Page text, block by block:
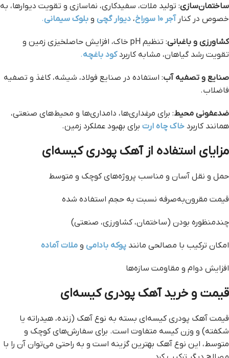
ساختمان‌سازی: تولید ملات، سفیدکاری، نماسازی و تقویت دیوارها، به
خصوص در کنار آجر ۱۰ سوراخ ، دیوار گچی و بلوک سیمانی.
کشاورزی و باغبانی
: تنظیم pH خاک، افزایش حاصلخیزی زمین و
تقویت رشد گیاهان، مشابه کاربردکود باغچه.
صنایع و تصفیه آب: استفاده در صنایع فولاد، شیشه، کاغذ و تصفیه
فاضلاب.
ضدعفونی محیط: برای مرغداری‌ها، دامداری‌ها و محیط‌های صنعتی،
همانند کاربرد خاک چاه ارت برای بهبود عملکرد زمین.
مزایای استفاده از آهک پودری کیسه‌ای
حمل و نقل آسان و مناسب پروژه‌های کوچک و متوسط
قیمت مقرون‌به‌صرفه نسبت به حجم استفاده شده
چندمنظوره بودن (ساختمان، کشاورزی، صنعتی)
امکان ترکیب با مصالحی مانند پوکه بادامی و ملات آماده
افزایش دوام و مقاومت سازه‌ها
قیمت و خرید آهک پودری کیسه‌ای
قیمت آهک پودری کیسه‌ای بسته به نوع آهک (زنده، هیدراته یا
شکفته) و وزن کیسه متفاوت است. برای سفارش‌های کوچک و
متوسط، این نوع آهک بهترین گزینه است و به راحتی می‌توان آن را با